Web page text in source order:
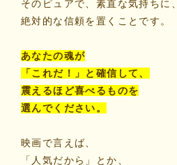
そのピュアで、素直な気持ちに、
絶対的な信頼を置くことです。
あなたの魂が
「これだ！」と確信して、
震えるほど喜べるものを
選んでください。
映画で言えば、
「人気だから」とか、